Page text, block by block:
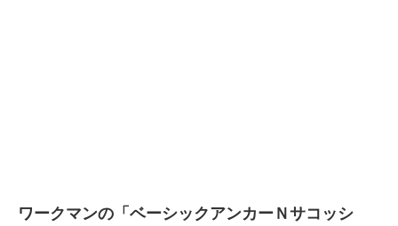
電子設計の基本と応用
ワークマンの「ベーシックアンカーＮサコッシ